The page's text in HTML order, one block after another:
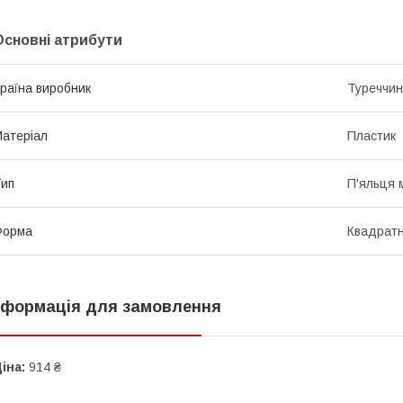
атрибути
виробник
Пластик
П'яльця
для замовлення
914 ₴